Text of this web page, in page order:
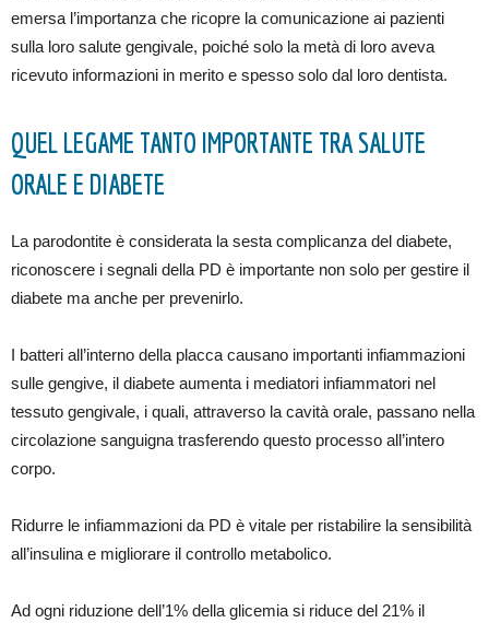
emersa l’importanza che ricopre la comunicazione ai pazienti
sulla loro salute gengivale, poiché solo la metà di loro aveva
ricevuto informazioni in merito e spesso solo dal loro dentista.
QUEL LEGAME TANTO IMPORTANTE TRA SALUTE
ORALE E DIABETE
La parodontite è considerata la sesta complicanza del diabete,
riconoscere i segnali della PD è importante non solo per gestire il
diabete ma anche per prevenirlo.
I batteri all’interno della placca causano importanti infiammazioni
sulle gengive, il diabete aumenta i mediatori infiammatori nel
tessuto gengivale, i quali, attraverso la cavità orale, passano nella
circolazione sanguigna trasferendo questo processo all’intero
corpo.
Ridurre le infiammazioni da PD è vitale per ristabilire la sensibilità
all’insulina e migliorare il controllo metabolico.
Ad ogni riduzione dell’1% della glicemia si riduce del 21% il